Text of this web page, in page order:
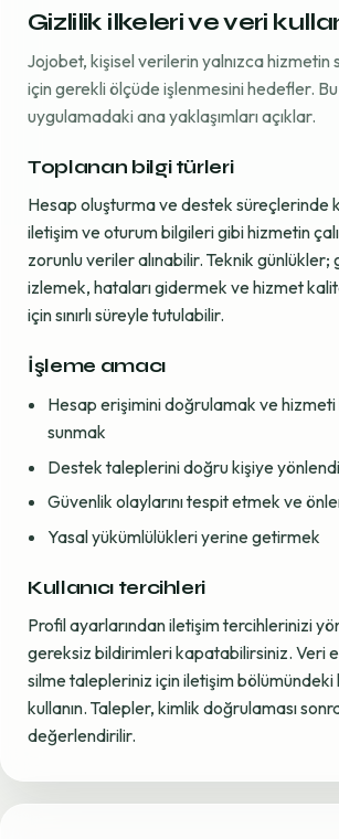
Gizlilik ilkeleri ve veri
Jojobet, kişisel verilerin yalnızca hizmetin
için gerekli ölçüde işlenmesini hedefler.
uygulamadaki ana yaklaşımları açıklar.
Toplanan bilgi türleri
Hesap oluşturma ve destek süreçlerinde
iletişim ve oturum bilgileri gibi hizmetin
zorunlu veriler alınabilir. Teknik günlükler;
izlemek, hataları gidermek ve hizmet
için sınırlı süreyle tutulabilir.
İşleme amacı
Hesap erişimini doğrulamak ve hizmeti
sunmak
Destek taleplerini doğru kişiye
Güvenlik olaylarını tespit etmek ve
Yasal yükümlülükleri yerine getirmek
Kullanıcı tercihleri
Profil ayarlarından iletişim tercihlerinizi
gereksiz bildirimleri kapatabilirsiniz. Veri
silme talepleriniz için iletişim bölümündeki
kullanın. Talepler, kimlik doğrulaması
değerlendirilir.